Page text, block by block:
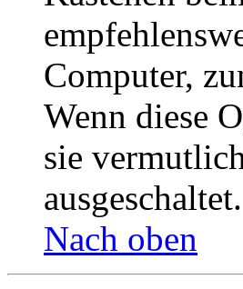
Computer,
Wenn diese
sie
ausgeschaltet.
Nach oben